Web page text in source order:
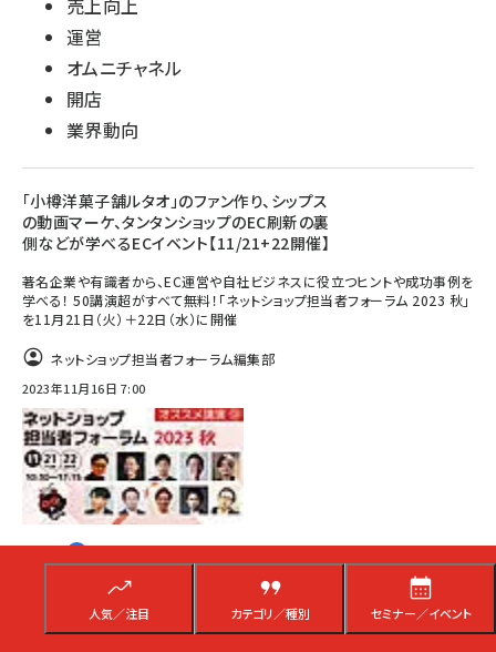
人気／注目 カテゴリ／種別 セミナー／イベント
売上向上
運営
オムニチャネル
開店
業界動向
「小樽洋菓子舗ルタオ」のファン作り、シップス
の動画マーケ、タンタンショップのEC刷新の裏
側などが学べるECイベント【11/21+22開催】
著名企業や有識者から、EC運営や自社ビジネスに役立つヒントや成功事例を
学べる！ 50講演超がすべて無料！「ネットショップ担当者フォーラム 2023 秋」
を11月21日（火）＋22日（水）に開催
ネットショップ担当者フォーラム編集部
2023年11月16日 7:00